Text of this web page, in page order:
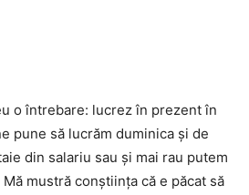
o întrebare: lucrez în prezent în
pune să lucrăm duminica şi de
din salariu sau şi mai rau putem
mustră conştiinţa că e păcat să